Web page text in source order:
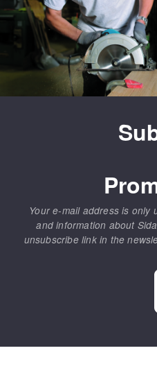
Your e-mail address is only
and information about
unsubscribe link in the